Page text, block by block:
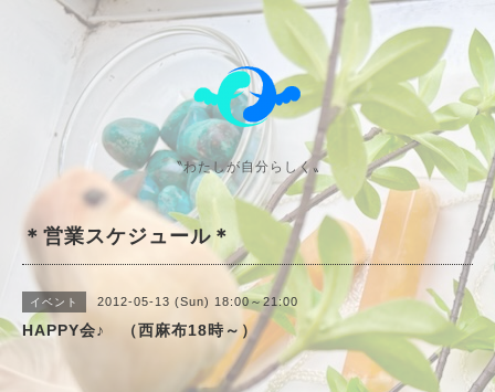
〝わたしが自分らしく〟
＊営業スケジュール＊
イベント 2012-05-13 (Sun) 18:00～21:00
HAPPY会♪ （西麻布18時～）